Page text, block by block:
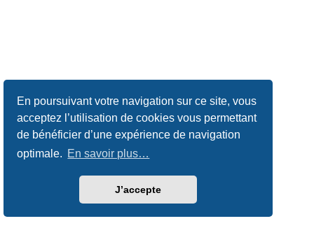
En poursuivant votre navigation sur ce site, vous
acceptez l’utilisation de cookies vous permettant
de bénéficier d’une expérience de navigation
optimale. En savoir plus…
J’accepte